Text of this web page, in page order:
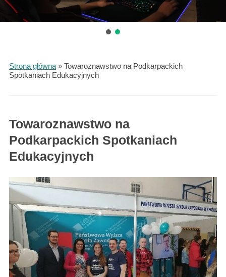
Strona główna» Towaroznawstwo na Podkarpackich
Spotkaniach Edukacyjnych
Towaroznawstwo na
Podkarpackich Spotkaniach
Edukacyjnych